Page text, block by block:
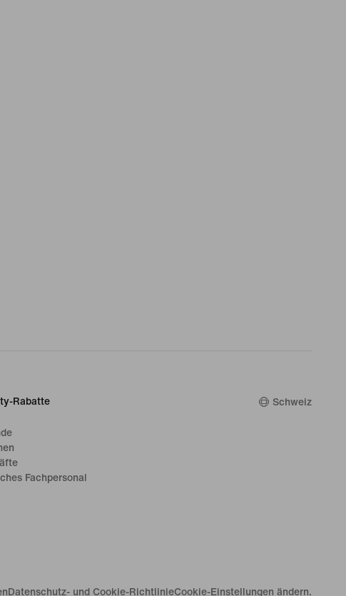
Rabatte
Fachpersonal
Schweiz
Datenschutz- und Cookie-RichtlinieCookie-Einstellungen ändern.